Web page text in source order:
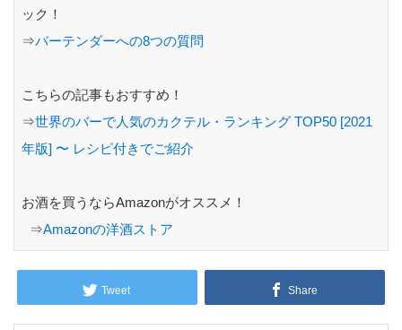
ック！
⇒バーテンダーへの8つの質問
こちらの記事もおすすめ！
⇒世界のバーで人気のカクテル・ランキング TOP50 [2021
年版] 〜 レシピ付きでご紹介
お酒を買うならAmazonがオススメ！
⇒Amazonの洋酒ストア
Tweet Share